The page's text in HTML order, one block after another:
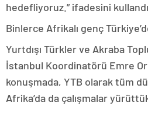
hedefliyoruz.” ifadesini kullandı.
Binlerce Afrikalı genç
Yurtdışı Türkler ve Akraba
İstanbul Koordinatörü Emre
konuşmada, YTB olarak tüm
Afrika’da da çalışmalar